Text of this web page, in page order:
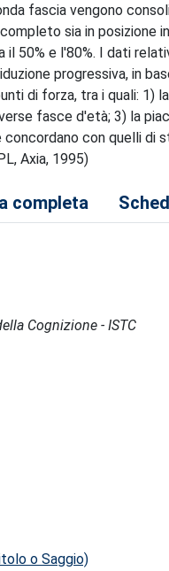
fascia vengono
sia in posizione
50% e l'80%. I dati
progressiva, in
di forza, tra i quali:
fasce d'età; 3) la
con quelli di
Axia, 1995)
completa
Cognizione - ISTC
o Saggio)